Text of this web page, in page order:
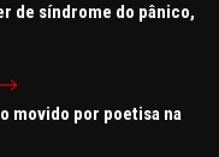
de síndrome do pânico,
movido por poetisa na